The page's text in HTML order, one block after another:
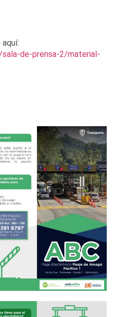
de-prensa-2/material-